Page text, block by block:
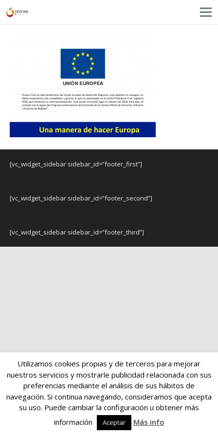
[vc_widget_sidebar sidebar_id=”footer_first”]
[vc_widget_sidebar sidebar_id=”footer_second”]
[vc_widget_sidebar sidebar_id=”footer_third”]
Utilizamos cookies propias y de terceros para mejorar
nuestros servicios y mostrarle publicidad relacionada con sus
preferencias mediante el análisis de sus hábitos de
navegación. Si continua navegando, consideramos que acepta
su uso. Puede cambiar la configuración u obtener más
información
Aceptar Más info